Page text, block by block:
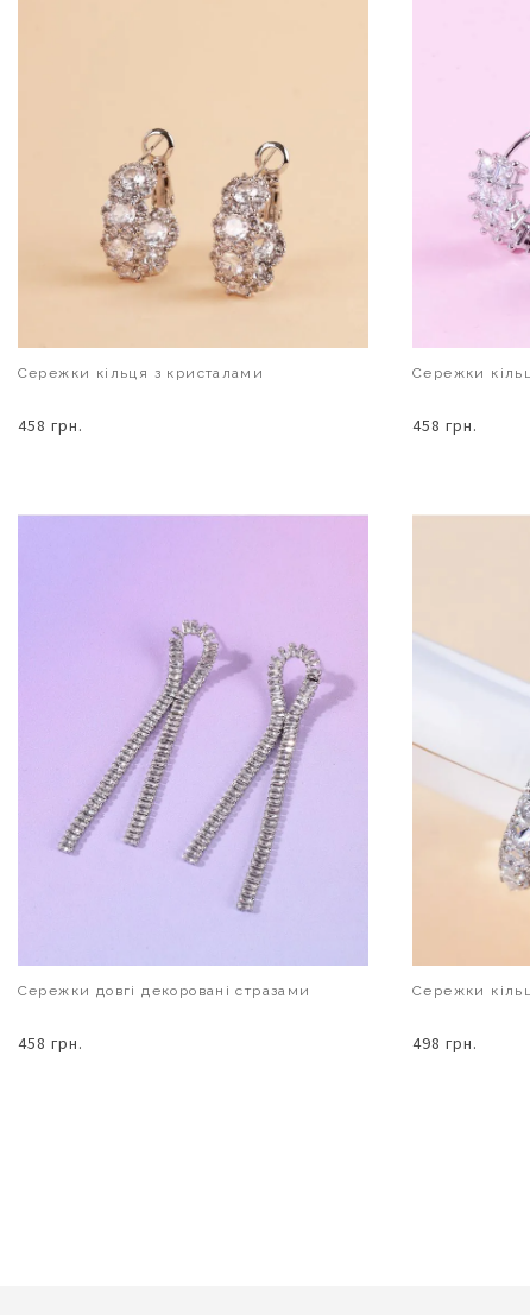
Сережки кільця з кристалами
458 грн.
Сережки
458 грн.
Сережки довгі декоровані стразами
458 грн.
Сережки
498 грн.